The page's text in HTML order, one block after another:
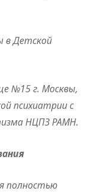
в Детской
№15 г. Москвы,
психиатрии с
НЦПЗ РАМН.
полностью